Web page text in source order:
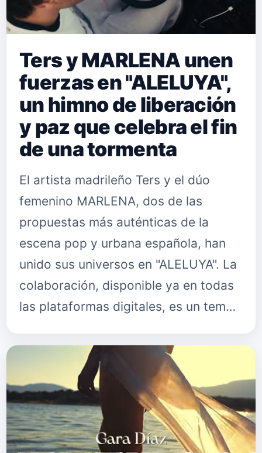
Ters y MARLENA unen
fuerzas en "ALELUYA",
un himno de liberación
y paz que celebra el fin
de una tormenta
El artista madrileño Ters y el dúo
femenino MARLENA, dos de las
propuestas más auténticas de la
escena pop y urbana española, han
unido sus universos en "ALELUYA". La
colaboración, disponible ya en todas
las plataformas digitales, es un tem…